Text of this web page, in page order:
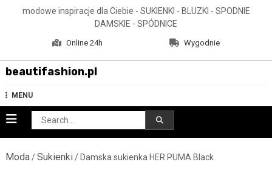
modowe inspiracje dla Ciebie - SUKIENKI - BLUZKI - SPODNIE
DAMSKIE - SPÓDNICE
Online 24h Wygodnie
beautifashion.pl
MENU
Search
for:
Moda/Sukienki/ Damska sukienka HER PUMA Black